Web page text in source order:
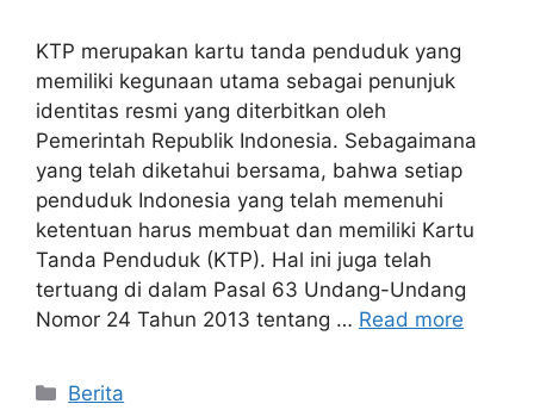
KTP merupakan kartu tanda penduduk yang
memiliki kegunaan utama sebagai penunjuk
identitas resmi yang diterbitkan oleh
Pemerintah Republik Indonesia. Sebagaimana
yang telah diketahui bersama, bahwa setiap
penduduk Indonesia yang telah memenuhi
ketentuan harus membuat dan memiliki Kartu
Tanda Penduduk (KTP). Hal ini juga telah
tertuang di dalam Pasal 63 Undang-Undang
Nomor 24 Tahun 2013 tentang … Read more
Categories
Berita